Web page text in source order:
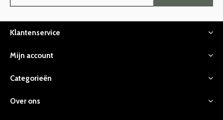
Klantenservice
Mijn account
Categorieën
Over ons